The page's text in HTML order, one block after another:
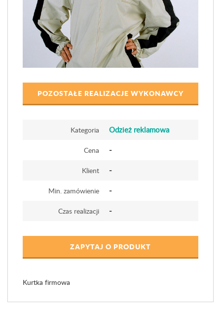
POZOSTAŁE REALIZACJE WYKONAWCY
Kategoria Odzież reklamowa
Cena -
Klient -
Min. zamówienie -
Czas realizacji -
ZAPYTAJ O PRODUKT
Kurtka firmowa